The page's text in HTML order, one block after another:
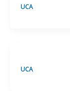
UCA
UCA